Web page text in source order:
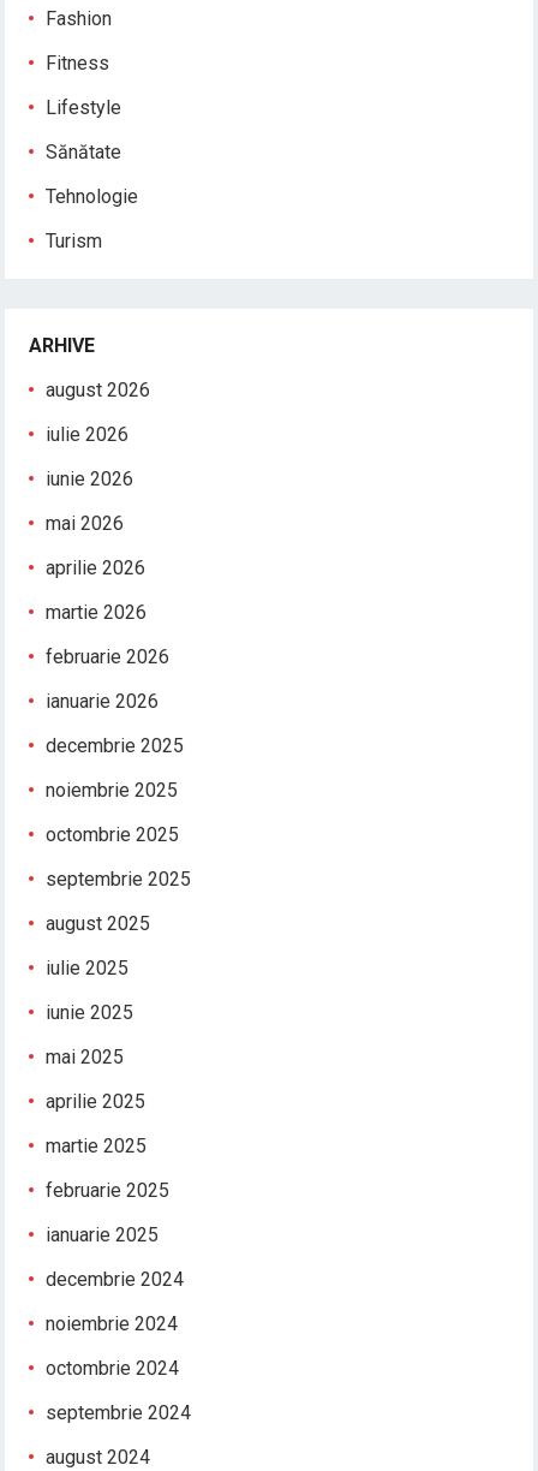
Fashion
Fitness
Lifestyle
Sănătate
Tehnologie
Turism
ARHIVE
august 2026
iulie 2026
iunie 2026
mai 2026
aprilie 2026
martie 2026
februarie 2026
ianuarie 2026
decembrie 2025
noiembrie 2025
octombrie 2025
septembrie 2025
august 2025
iulie 2025
iunie 2025
mai 2025
aprilie 2025
martie 2025
februarie 2025
ianuarie 2025
decembrie 2024
noiembrie 2024
octombrie 2024
septembrie 2024
august 2024